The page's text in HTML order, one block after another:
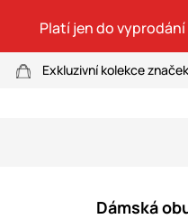
Platí jen do
Exkluzivní kolekce značek
Dámská